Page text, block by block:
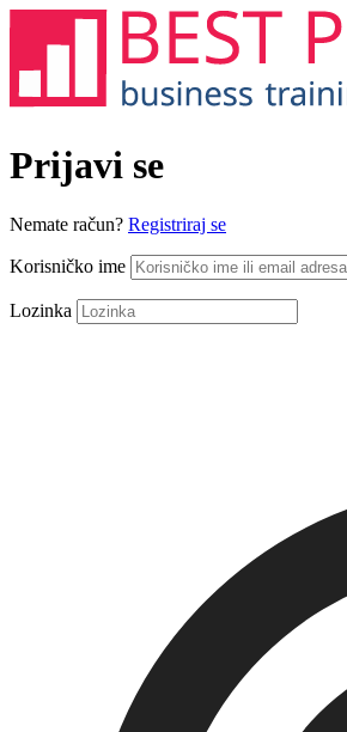
Prijavi se
Nemate račun? Registriraj se
Korisničko ime
Lozinka